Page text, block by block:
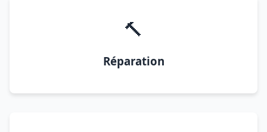
🔨
Réparation